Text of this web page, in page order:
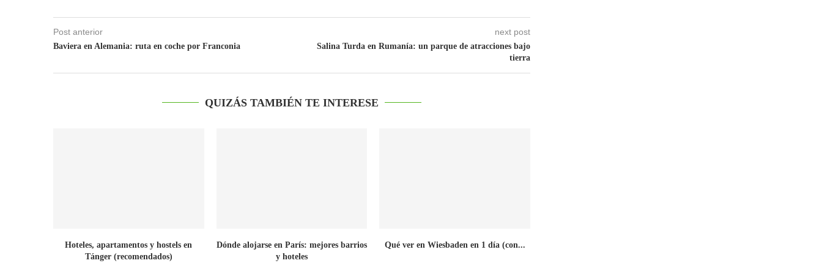
Post anterior
Baviera en Alemania: ruta en coche por Franconia
next post
Salina Turda en Rumanía: un parque de atracciones bajo
tierra
QUIZÁS TAMBIÉN TE INTERESE
Hoteles, apartamentos y hostels en
Tánger (recomendados)
Dónde alojarse en París: mejores barrios
y hoteles
Qué ver en Wiesbaden en 1 día (con...